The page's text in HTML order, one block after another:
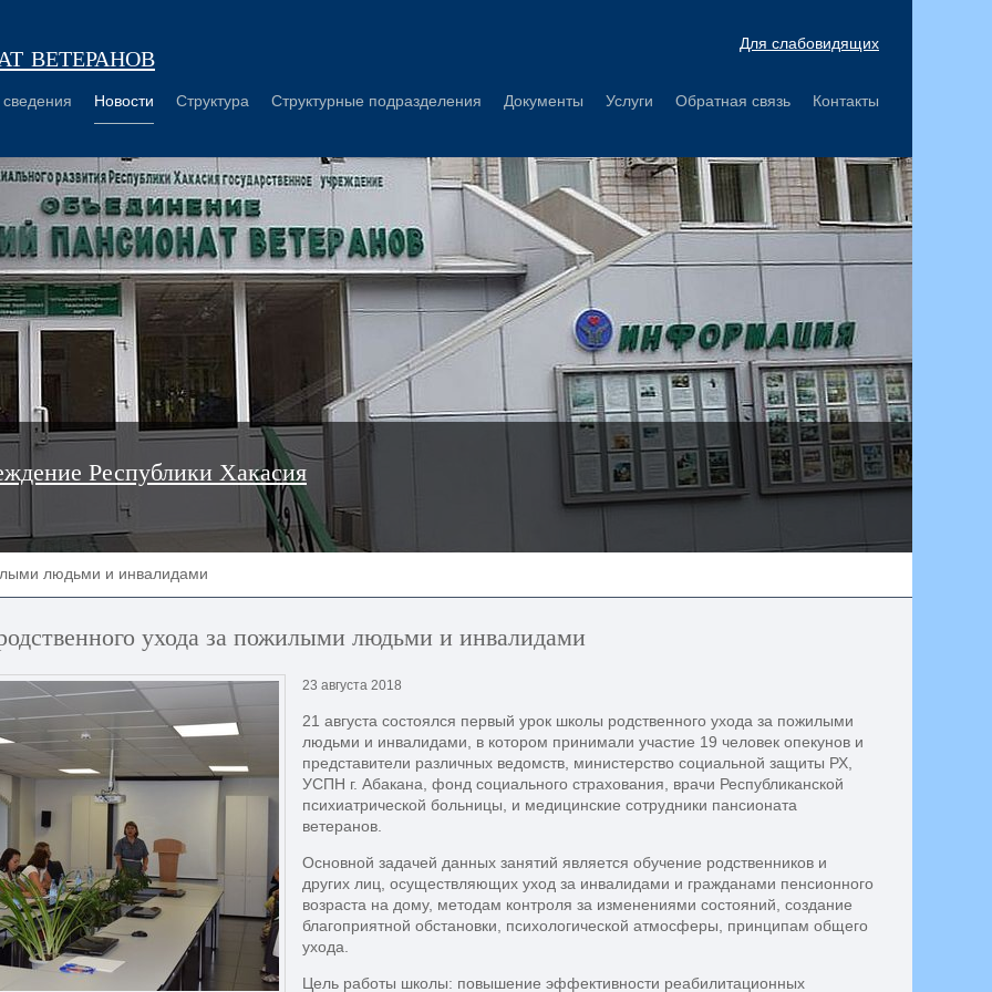
Для слабовидящих
ветеранов
Новости Структура Структурные подразделения Документы Услуги Обратная связь Контакты
Республики Хакасия
людьми и инвалидами
ухода за пожилыми людьми и инвалидами
23 августа 2018
21 августа состоялся первый урок школы родственного ухода за пожилыми
людьми и инвалидами, в котором принимали участие 19 человек опекунов и
представители различных ведомств, министерство социальной защиты РХ,
УСПН г. Абакана, фонд социального страхования, врачи Республиканской
психиатрической больницы, и медицинские сотрудники пансионата
ветеранов.
Основной задачей данных занятий является обучение родственников и
других лиц, осуществляющих уход за инвалидами и гражданами пенсионного
возраста на дому, методам контроля за изменениями состояний, создание
благоприятной обстановки, психологической атмосферы, принципам общего
ухода.
Цель работы школы: повышение эффективности реабилитационных